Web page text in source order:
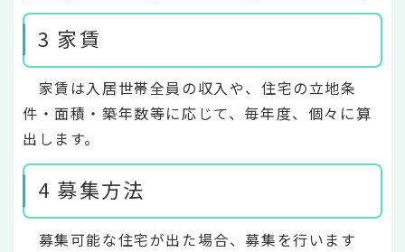
3 家賃
家賃は入居世帯全員の収入や、住宅の立地条
件・面積・築年数等に応じて、毎年度、個々に算
出します。
4 募集方法
募集可能な住宅が出た場合、募集を行います